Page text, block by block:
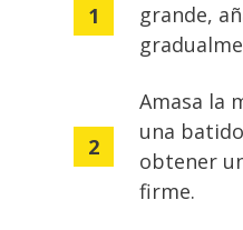
grande,
Amasa la
una
obtener
firme.